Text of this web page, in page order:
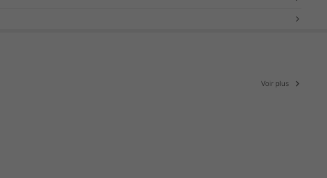
Voir plus